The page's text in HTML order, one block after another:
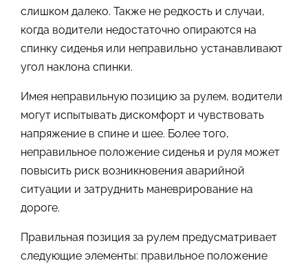
слишком далеко. Также не редкость и случаи,
когда водители недостаточно опираются на
спинку сиденья или неправильно устанавливают
угол наклона спинки.
Имея неправильную позицию за рулем, водители
могут испытывать дискомфорт и чувствовать
напряжение в спине и шее. Более того,
неправильное положение сиденья и руля может
повысить риск возникновения аварийной
ситуации и затруднить маневрирование на
дороге.
Правильная позиция за рулем предусматривает
следующие элементы: правильное положение